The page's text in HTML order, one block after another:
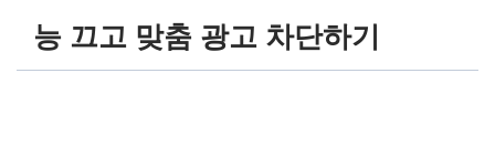
능 끄고 맞춤 광고 차단하기